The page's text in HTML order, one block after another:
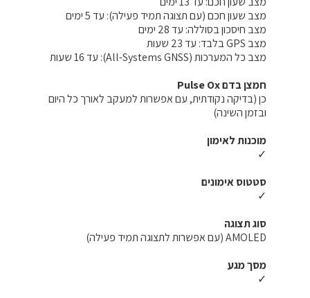
מצב שעון חכם (עם תצוגה תמיד פעילה): עד 5 ימים
מצב חיסכון בסוללה: עד 28 ימים
מצב GPS בלבד: עד 23 שעות
מצב כל המערכות (All-Systems GNSS): עד 16 שעות
חמצן בדם Pulse Ox
כן (בדיקה נקודתית, עם אפשרות למעקב לאורך כל היום
ובזמן השינה)
מוכנות לאימון
✓
סטטוס אימונים
✓
סוג תצוגה
AMOLED (עם אפשרות לתצוגה תמיד פעילה)
מסך מגע
✓